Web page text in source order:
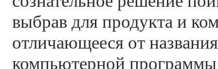
выбрав для продукта и
отличающееся от
компьютерной программы